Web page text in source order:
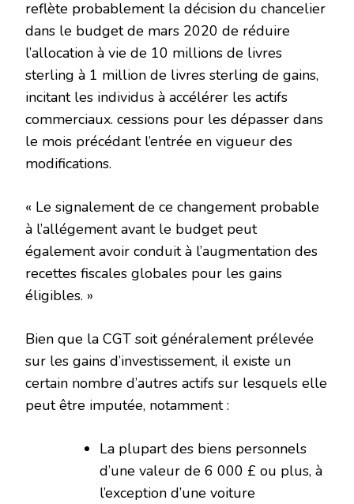
reflète probablement la décision du chancelier
dans le budget de mars 2020 de réduire
l’allocation à vie de 10 millions de livres
sterling à 1 million de livres sterling de gains,
incitant les individus à accélérer les actifs
commerciaux. cessions pour les dépasser dans
le mois précédant l’entrée en vigueur des
modifications.
« Le signalement de ce changement probable
à l’allégement avant le budget peut
également avoir conduit à l’augmentation des
recettes fiscales globales pour les gains
éligibles. »
Bien que la CGT soit généralement prélevée
sur les gains d’investissement, il existe un
certain nombre d’autres actifs sur lesquels elle
peut être imputée, notamment :
La plupart des biens personnels
d’une valeur de 6 000 £ ou plus, à
l’exception d’une voiture